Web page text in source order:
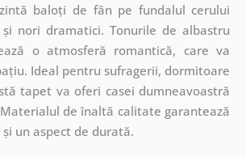
baloți de fân pe fundalul cerului
nori dramatici. Tonurile de albastru
o atmosferă romantică, care va
Ideal pentru sufragerii, dormitoare
tapet va oferi casei dumneavoastră
de înaltă calitate garantează
un aspect de durată.